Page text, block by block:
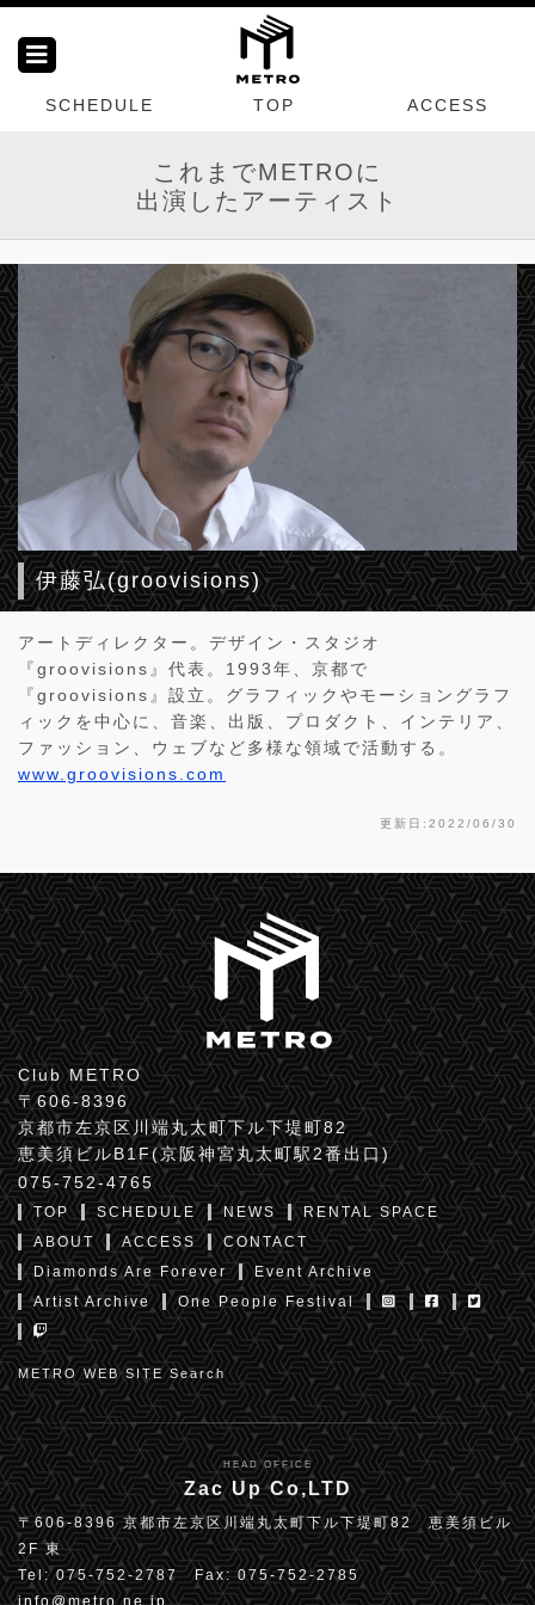
SCHEDULE TOP ACCESS
これまでMETROに
出演したアーティスト
伊藤弘(groovisions)
アートディレクター。デザイン・スタジオ
『groovisions』代表。1993年、京都で
『groovisions』設立。グラフィックやモーショングラフ
ィックを中心に、音楽、出版、プロダクト、インテリア、
ファッション、ウェブなど多様な領域で活動する。
www.groovisions.com
更新日:2022/06/30
Club METRO
〒606-8396
京都市左京区川端丸太町下ル下堤町82
恵美須ビルB1F(京阪神宮丸太町駅2番出口)
075-752-4765
TOP SCHEDULE NEWS
RENTAL SPACE
ABOUT
ACCESS
CONTACT
Diamonds Are Forever
Event Archive
Artist Archive
One People Festival
METRO WEB SITE Search
HEAD OFFICE
Zac Up Co,LTD
〒606-8396 京都市左京区川端丸太町下ル下堤町82 恵美須ビル
2F 東
Tel: 075-752-2787 Fax: 075-752-2785
info@metro.ne.jp